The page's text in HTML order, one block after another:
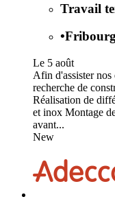
Travail
•
Le 5 août
Afin d'assister nos
recherche de
Réalisation de
et inox Montage
avant...
New